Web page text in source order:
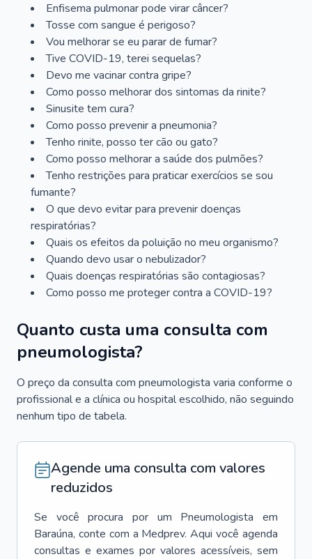
Enfisema pulmonar pode virar câncer?
Tosse com sangue é perigoso?
Vou melhorar se eu parar de fumar?
Tive COVID-19, terei sequelas?
Devo me vacinar contra gripe?
Como posso melhorar dos sintomas da rinite?
Sinusite tem cura?
Como posso prevenir a pneumonia?
Tenho rinite, posso ter cão ou gato?
Como posso melhorar a saúde dos pulmões?
Tenho restrições para praticar exercícios se sou
fumante?
O que devo evitar para prevenir doenças
respiratórias?
Quais os efeitos da poluição no meu organismo?
Quando devo usar o nebulizador?
Quais doenças respiratórias são contagiosas?
Como posso me proteger contra a COVID-19?
Quanto custa uma consulta com
pneumologista?
O preço da consulta com pneumologista varia conforme o
profissional e a clínica ou hospital escolhido, não seguindo
nenhum tipo de tabela.
Agende uma consulta com valores
reduzidos
Se você procura por um Pneumologista
em
Baraúna, conte com a Medprev. Aqui você agenda
consultas e exames por valores acessíveis, sem